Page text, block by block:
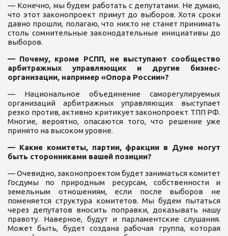
— Конечно, мы будем работать с депутатами. Не думаю,
что этот законопроект примут до выборов. Хотя сроки
давно прошли, полагаю, что никто не станет принимать
столь сомнительные законодательные инициативы до
выборов.
— Почему, кроме РСПП, не выступают сообщество
арбитражных управляющих и другие бизнес-
организации, например «Опора России»?
— Национальное объединение саморегулируемых
организаций арбитражных управляющих выступает
резко против, активно критикует законопроект ТПП РФ.
Многие, вероятно, опасаются того, что решение уже
принято на высоком уровне.
— Какие комитеты, партии, фракции в Думе могут
быть сторонниками вашей позиции?
— Очевидно, законопроектом будет заниматься комитет
Госдумы по природным ресурсам, собственности и
земельным отношениям, если после выборов не
поменяется структура комитетов. Мы будем пытаться
через депутатов вносить поправки, доказывать нашу
правоту. Наверное, будут и парламентские слушания.
Может быть, будет создана рабочая группа, которая